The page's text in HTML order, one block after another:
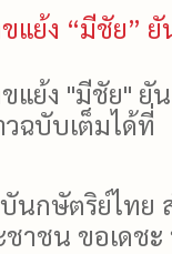
แย้ง “มีชัย”
แย้ง "มีชัย"
วฉบับเต็มได้
นกษัตริย์ไทย
าชน ขอเดช